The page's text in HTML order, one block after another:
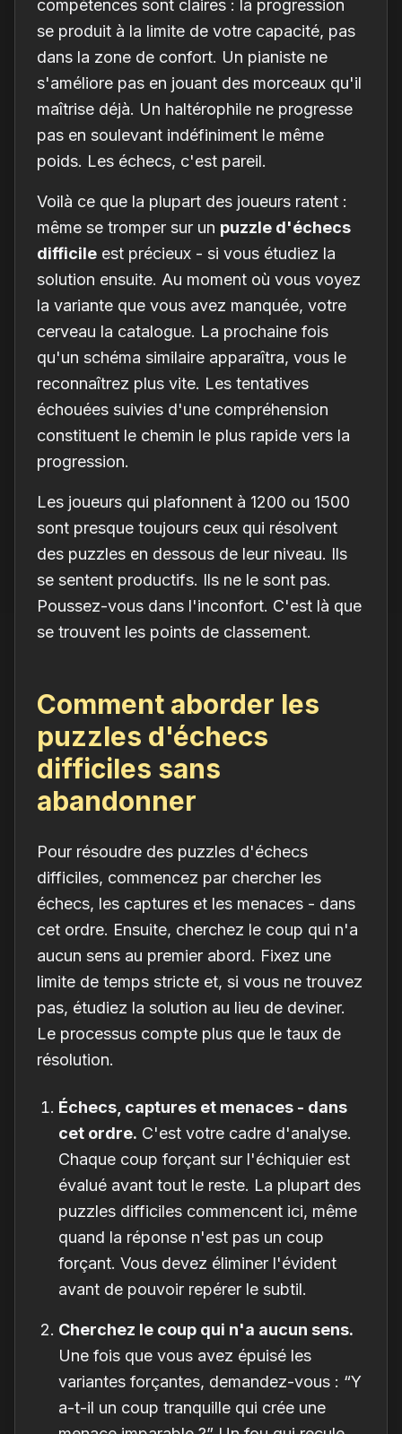
compétences sont claires : la progression
se produit à la limite de votre capacité, pas
dans la zone de confort. Un pianiste ne
s'améliore pas en jouant des morceaux qu'il
maîtrise déjà. Un haltérophile ne progresse
pas en soulevant indéfiniment le même
poids. Les échecs, c'est pareil.
Voilà ce que la plupart des joueurs ratent :
même se tromper sur un puzzle d'échecs
difficile est précieux - si vous étudiez la
solution ensuite. Au moment où vous voyez
la variante que vous avez manquée, votre
cerveau la catalogue. La prochaine fois
qu'un schéma similaire apparaîtra, vous le
reconnaîtrez plus vite. Les tentatives
échouées suivies d'une compréhension
constituent le chemin le plus rapide vers la
progression.
Les joueurs qui plafonnent à 1200 ou 1500
sont presque toujours ceux qui résolvent
des puzzles en dessous de leur niveau. Ils
se sentent productifs. Ils ne le sont pas.
Poussez-vous dans l'inconfort. C'est là que
se trouvent les points de classement.
Comment aborder les
puzzles d'échecs
difficiles sans
abandonner
Pour résoudre des puzzles d'échecs
difficiles, commencez par chercher les
échecs, les captures et les menaces - dans
cet ordre. Ensuite, cherchez le coup qui n'a
aucun sens au premier abord. Fixez une
limite de temps stricte et, si vous ne trouvez
pas, étudiez la solution au lieu de deviner.
Le processus compte plus que le taux de
résolution.
Échecs, captures et menaces - dans
cet ordre. C'est votre cadre d'analyse.
Chaque coup forçant sur l'échiquier est
évalué avant tout le reste. La plupart des
puzzles difficiles commencent ici, même
quand la réponse n'est pas un coup
forçant. Vous devez éliminer l'évident
avant de pouvoir repérer le subtil.
Cherchez le coup qui n'a aucun sens.
Une fois que vous avez épuisé les
variantes forçantes, demandez-vous : “Y
a-t-il un coup tranquille qui crée une